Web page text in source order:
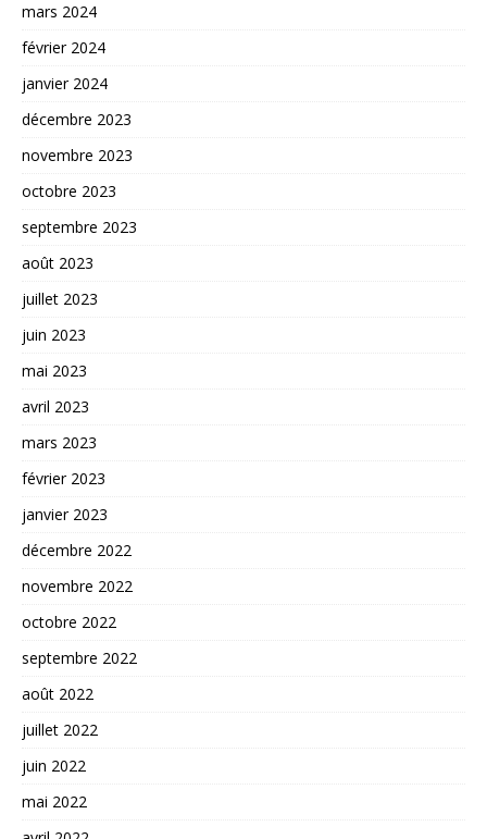
mars 2024
février 2024
janvier 2024
décembre 2023
novembre 2023
octobre 2023
septembre 2023
août 2023
juillet 2023
juin 2023
mai 2023
avril 2023
mars 2023
février 2023
janvier 2023
décembre 2022
novembre 2022
octobre 2022
septembre 2022
août 2022
juillet 2022
juin 2022
mai 2022